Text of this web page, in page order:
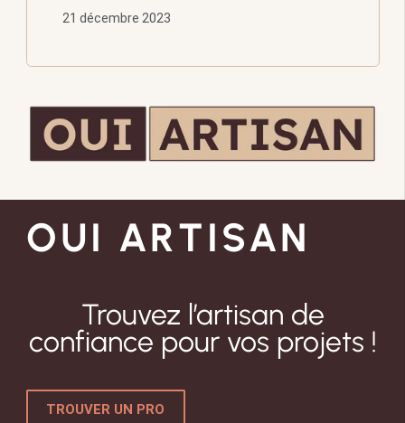
21 décembre 2023
OUI ARTISAN
Trouvez l’artisan de
confiance pour vos projets !
TROUVER UN PRO